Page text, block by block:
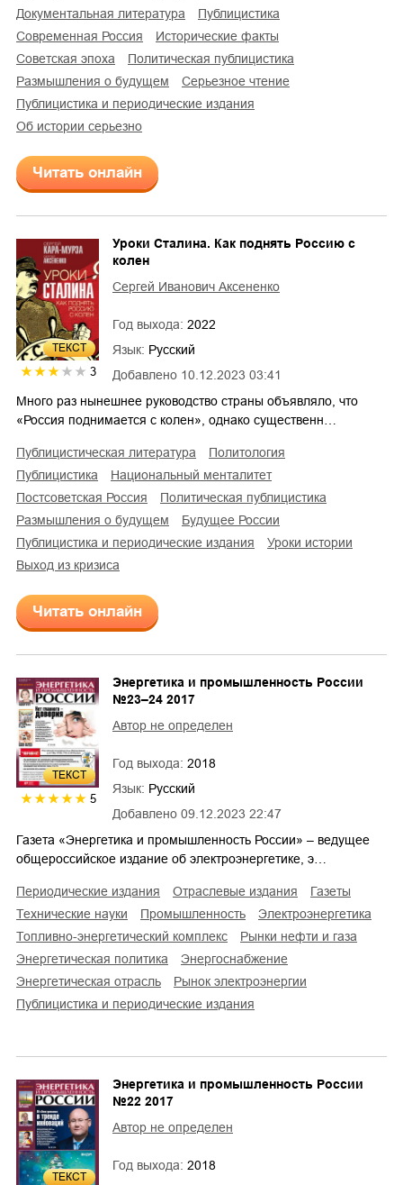
документальная литература
публицистика
современная Россия
исторические факты
советская эпоха
политическая публицистика
размышления о будущем
серьезное чтение
публицистика и периодические издания
об истории серьезно
Читать онлайн
ТЕКСТ
3 Добавлено 10.12.2023 03:41
Уроки Сталина. Как поднять Россию с
колен
Сергей Иванович Аксененко
Год выхода: 2022
Язык: Русский
Много раз нынешнее руководство страны объявляло, что
«Россия поднимается с колен», однако существенн…
публицистическая литература
политология
публицистика
национальный менталитет
постсоветская Россия
политическая публицистика
размышления о будущем
будущее России
публицистика и периодические издания
уроки истории
выход из кризиса
Читать онлайн
ТЕКСТ
5
Добавлено 09.12.2023 22:47
Энергетика и промышленность России
№23–24 2017
Автор не определен
Год выхода: 2018
Язык: Русский
Газета «Энергетика и промышленность России» – ведущее
общероссийское издание об электроэнергетике, э…
периодические издания отраслевые издания
газеты
технические науки
промышленность
электроэнергетика
топливно-энергетический комплекс
рынки нефти и газа
энергетическая политика
энергоснабжение
энергетическая отрасль
рынок электроэнергии
публицистика и периодические издания
ТЕКСТ
Энергетика и промышленность России
№22 2017
Автор не определен
Год выхода: 2018